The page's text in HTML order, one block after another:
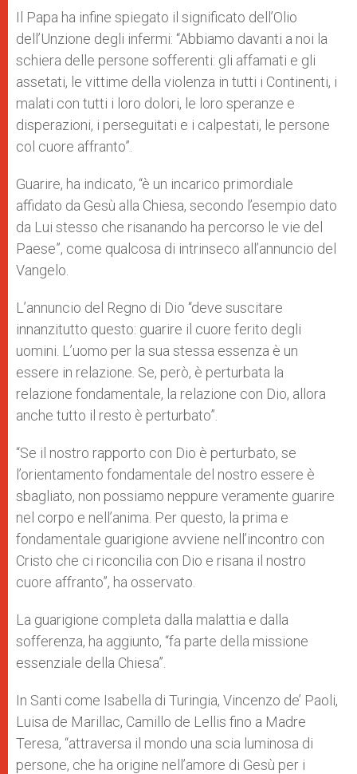
Il Papa ha infine spiegato il significato dell’Olio
dell’Unzione degli infermi: “Abbiamo davanti a noi la
schiera delle persone sofferenti: gli affamati e gli
assetati, le vittime della violenza in tutti i Continenti, i
malati con tutti i loro dolori, le loro speranze e
disperazioni, i perseguitati e i calpestati, le persone
col cuore affranto”.
Guarire, ha indicato, “è un incarico primordiale
affidato da Gesù alla Chiesa, secondo l’esempio dato
da Lui stesso che risanando ha percorso le vie del
Paese”, come qualcosa di intrinseco all’annuncio del
Vangelo.
L’annuncio del Regno di Dio “deve suscitare
innanzitutto questo: guarire il cuore ferito degli
uomini. L’uomo per la sua stessa essenza è un
essere in relazione. Se, però, è perturbata la
relazione fondamentale, la relazione con Dio, allora
anche tutto il resto è perturbato”.
“Se il nostro rapporto con Dio è perturbato, se
l’orientamento fondamentale del nostro essere è
sbagliato, non possiamo neppure veramente guarire
nel corpo e nell’anima. Per questo, la prima e
fondamentale guarigione avviene nell’incontro con
Cristo che ci riconcilia con Dio e risana il nostro
cuore affranto”, ha osservato.
La guarigione completa dalla malattia e dalla
sofferenza, ha aggiunto, “fa parte della missione
essenziale della Chiesa”.
In Santi come Isabella di Turingia, Vincenzo de’ Paoli,
Luisa de Marillac, Camillo de Lellis fino a Madre
Teresa, “attraversa il mondo una scia luminosa di
persone, che ha origine nell’amore di Gesù per i